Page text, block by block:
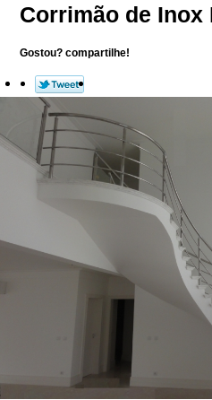
Corrimão de Inox
Gostou? compartilhe!